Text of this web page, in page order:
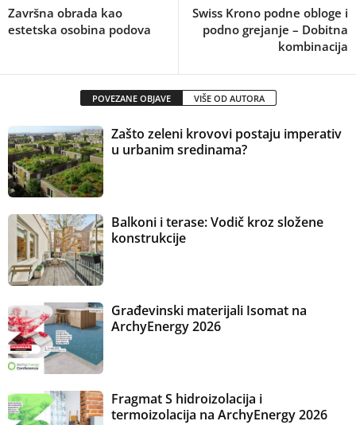
Završna obrada kao
estetska osobina podova
Swiss Krono podne obloge i
podno grejanje – Dobitna
kombinacija
POVEZANE OBJAVE VIŠE OD AUTORA
Zašto zeleni krovovi postaju imperativ
u urbanim sredinama?
Balkoni i terase: Vodič kroz složene
konstrukcije
Građevinski materijali Isomat na
ArchyEnergy 2026
Fragmat S hidroizolacija i
termoizolacija na ArchyEnergy 2026